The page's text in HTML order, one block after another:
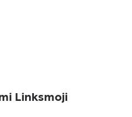
Linksmoji